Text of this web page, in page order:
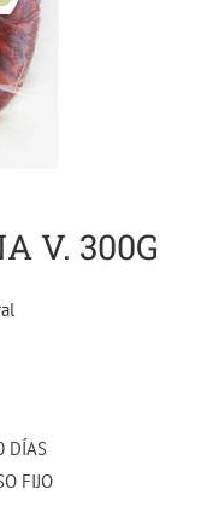
V. 300G
DÍAS
FIJO